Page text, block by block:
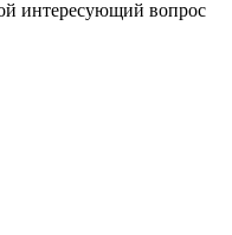
интересующий вопрос